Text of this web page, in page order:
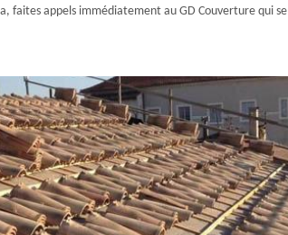
faites appels immédiatement au GD Couverture qui se